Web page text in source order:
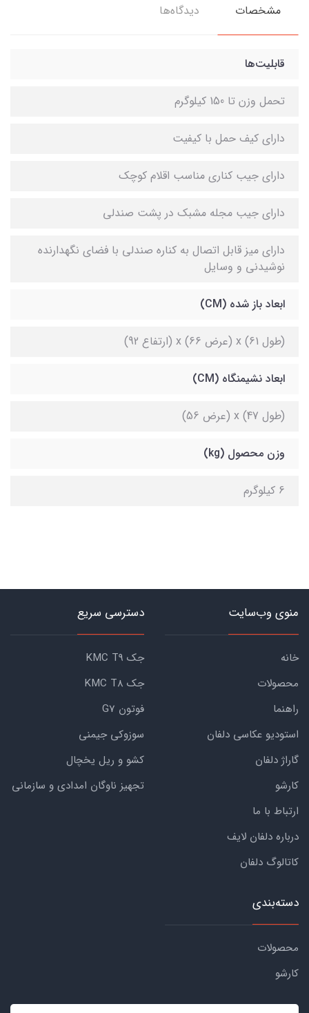
مشخصات دیدگاه‌ها
قابلیت‌ها
تحمل وزن تا 150 کیلوگرم
دارای کیف حمل با کیفیت
دارای جیب کناری مناسب اقلام کوچک
دارای جیب مجله مشبک در پشت صندلی
دارای میز قابل اتصال به کناره صندلی با فضای نگهدارنده
نوشیدنی و وسایل
ابعاد باز شده (CM)
(طول 61) x (عرض 66) x (ارتفاع 92)
ابعاد نشیمنگاه (CM)
(طول 47) x (عرض 56)
وزن محصول (kg)
6 کیلوگرم
منوی وب‌سایت
خانه
محصولات
راهنما
استودیو عکاسی دلفان
گاراژ دلفان
کارشو
ارتباط با ما
درباره دلفان لایف
کاتالوگ دلفان
دسترسی سریع
جک KMC T9
جک KMC T8
فوتون G7
سوزوکی جیمنی
کشو و ریل یخچال
تجهیز ناوگان امدادی و سازمانی
دسته‌بندی
محصولات
کارشو